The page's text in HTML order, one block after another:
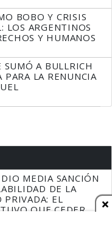
BOBO Y CRISIS
LOS ARGENTINOS
Y HUMANOS
SUMÓ A BULLRICH
PARA LA RENUNCIA
MEDIA SANCIÓN
DE LA
PRIVADA: EL
QUE CEDER